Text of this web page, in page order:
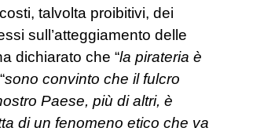
talvolta proibitivi, dei
sull’atteggiamento delle
dichiarato che “la pirateria è
sono convinto che il fulcro
Paese, più di altri, è
di un fenomeno etico che va